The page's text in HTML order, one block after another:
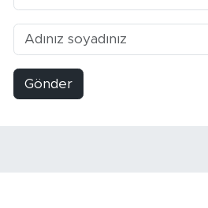
Gönder